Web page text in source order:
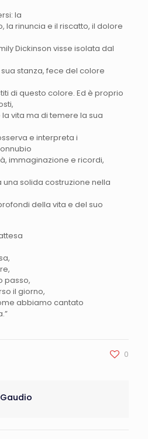
la
la rinuncia e il riscatto, il dolore
Dickinson visse isolata dal
stanza, fece del colore
di questo colore. Ed è proprio
vita ma di temere la sua
e interpreta i
immaginazione e ricordi,
solida costruzione nella
della vita e del suo
passo,
il giorno,
abbiamo cantato
0